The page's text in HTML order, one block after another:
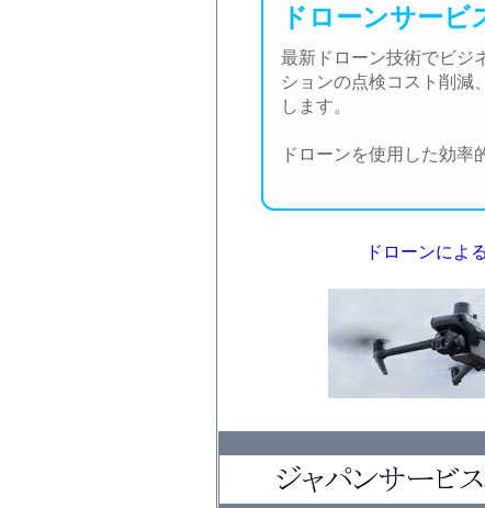
ドローンサービ
最新ドローン技術でビジ
ションの点検コスト削減
します。
ドローンを使用した効率
ドローンによ